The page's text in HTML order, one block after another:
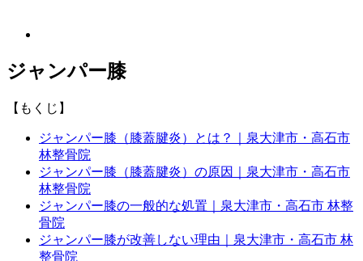
ジャンパー膝
【もくじ】
ジャンパー膝（膝蓋腱炎）とは？｜泉大津市・高石市
林整骨院
ジャンパー膝（膝蓋腱炎）の原因｜泉大津市・高石市
林整骨院
ジャンパー膝の一般的な処置｜泉大津市・高石市 林整
骨院
ジャンパー膝が改善しない理由｜泉大津市・高石市 林
整骨院